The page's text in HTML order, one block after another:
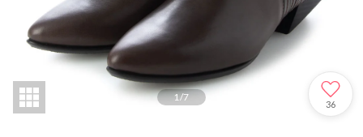
1/7
36